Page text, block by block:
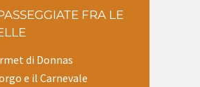
FRA LE
di Donnas
e il Carnevale